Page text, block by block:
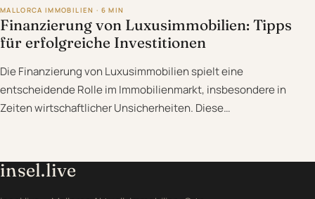
MALLORCA IMMOBILIEN · 6 MIN
Finanzierung von Luxusimmobilien: Tipps
für erfolgreiche Investitionen
Die Finanzierung von Luxusimmobilien spielt eine
entscheidende Rolle im Immobilienmarkt, insbesondere in
Zeiten wirtschaftlicher Unsicherheiten. Diese…
insel.live